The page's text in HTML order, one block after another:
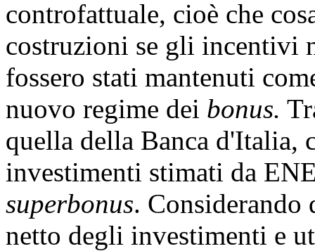
controfattuale, cioè che
costruzioni se gli incentivi
fossero stati mantenuti
nuovo regime dei bonus.
quella della Banca d'Italia,
investimenti stimati da
superbonus. Considerando
netto degli investimenti e